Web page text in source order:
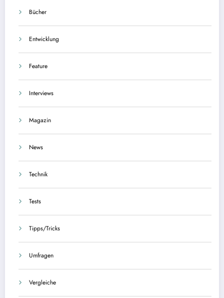
Bücher
Entwicklung
Feature
Interviews
Magazin
News
Technik
Tests
Tipps/Tricks
Umfragen
Vergleiche